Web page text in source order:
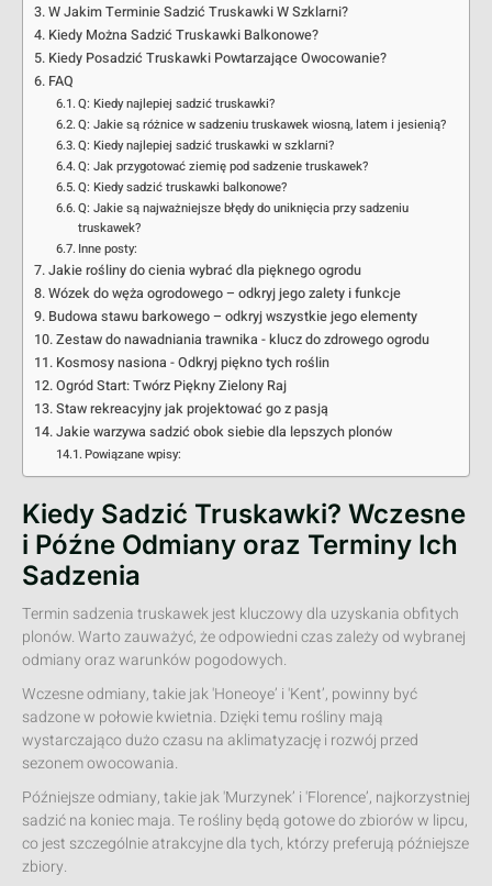
W Jakim Terminie Sadzić Truskawki W Szklarni?
Kiedy Można Sadzić Truskawki Balkonowe?
Kiedy Posadzić Truskawki Powtarzające Owocowanie?
FAQ
Q: Kiedy najlepiej sadzić truskawki?
Q: Jakie są różnice w sadzeniu truskawek wiosną, latem i jesienią?
Q: Kiedy najlepiej sadzić truskawki w szklarni?
Q: Jak przygotować ziemię pod sadzenie truskawek?
Q: Kiedy sadzić truskawki balkonowe?
Q: Jakie są najważniejsze błędy do uniknięcia przy sadzeniu
truskawek?
Inne posty:
Jakie rośliny do cienia wybrać dla pięknego ogrodu
Wózek do węża ogrodowego – odkryj jego zalety i funkcje
Budowa stawu barkowego – odkryj wszystkie jego elementy
Zestaw do nawadniania trawnika - klucz do zdrowego ogrodu
Kosmosy nasiona - Odkryj piękno tych roślin
Ogród Start: Twórz Piękny Zielony Raj
Staw rekreacyjny jak projektować go z pasją
Jakie warzywa sadzić obok siebie dla lepszych plonów
Powiązane wpisy:
Kiedy Sadzić Truskawki? Wczesne
i Późne Odmiany oraz Terminy Ich
Sadzenia
Termin sadzenia truskawek jest kluczowy dla uzyskania obfitych
plonów. Warto zauważyć, że odpowiedni czas zależy od wybranej
odmiany oraz warunków pogodowych.
Wczesne odmiany, takie jak 'Honeoye’ i 'Kent’, powinny być
sadzone w połowie kwietnia. Dzięki temu rośliny mają
wystarczająco dużo czasu na aklimatyzację i rozwój przed
sezonem owocowania.
Późniejsze odmiany, takie jak 'Murzynek’ i 'Florence’, najkorzystniej
sadzić na koniec maja. Te rośliny będą gotowe do zbiorów w lipcu,
co jest szczególnie atrakcyjne dla tych, którzy preferują późniejsze
zbiory.